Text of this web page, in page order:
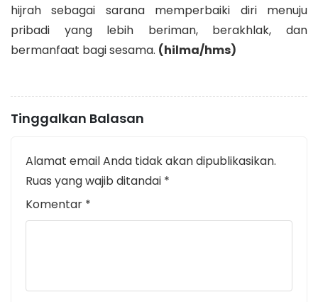
hijrah sebagai sarana memperbaiki diri menuju
pribadi yang lebih beriman, berakhlak, dan
bermanfaat bagi sesama. (hilma/hms)
Tinggalkan Balasan
Alamat email Anda tidak akan dipublikasikan.
Ruas yang wajib ditandai *
Komentar *